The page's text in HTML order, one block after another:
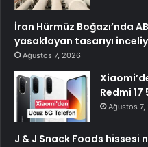
İran Hürmüz Boğazı’nda
yasaklayan tasarıyı
Ağustos 7, 2026
Redmi 17
Ağustos 7,
J & J Snack Foods hissesi